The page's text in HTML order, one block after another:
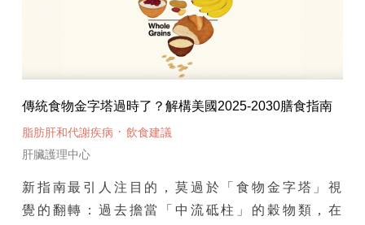
傳統食物金字塔過時了？解構美國2025-2030膳食指南
脂肪肝和代謝疾病 · 飲食建議
肝臟護理中心
新指南最引人注目的，莫過於「食物金字塔」視
覺的翻轉：過去擔當「中流砥柱」的穀物類，在